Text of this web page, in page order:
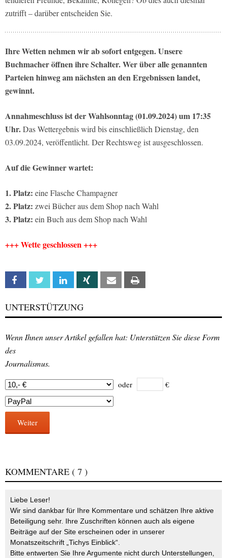
zutrifft – darüber entscheiden Sie.
Ihre Wetten nehmen wir ab sofort entgegen. Unsere
Buchmacher öffnen ihre Schalter. Wer über alle genannten
Parteien hinweg am nächsten an den Ergebnissen landet,
gewinnt.
Annahmeschluss ist der Wahlsonntag (01.09.2024) um 17:35
Uhr.Das Wettergebnis wird bis einschließlich Dienstag, den
03.09.2024, veröffentlicht. Der Rechtsweg ist ausgeschlossen.
Auf die Gewinner wartet:
1. Platz: eine Flasche Champagner
2. Platz: zwei Bücher aus dem Shop nach Wahl
3. Platz: ein Buch aus dem Shop nach Wahl
+++ Wette geschlossen +++
Facebook Twitter Linkedin Xing Email
UNTERSTÜTZUNG
Wenn Ihnen unser Artikel gefallen hat: Unterstützen Sie diese Form
des
Journalismus.
oder €
Weiter
KOMMENTARE ( 7 )
Liebe Leser!
Wir sind dankbar für Ihre Kommentare und schätzen Ihre aktive
Beteiligung sehr. Ihre Zuschriften können auch als eigene
Beiträge auf der Site erscheinen oder in unserer
Monatszeitschrift „Tichys Einblick“.
Bitte entwerten Sie Ihre Argumente nicht durch Unterstellungen,